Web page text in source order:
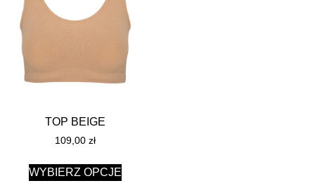
TOP BEIGE
109,00 zł
WYBIERZ OPCJE